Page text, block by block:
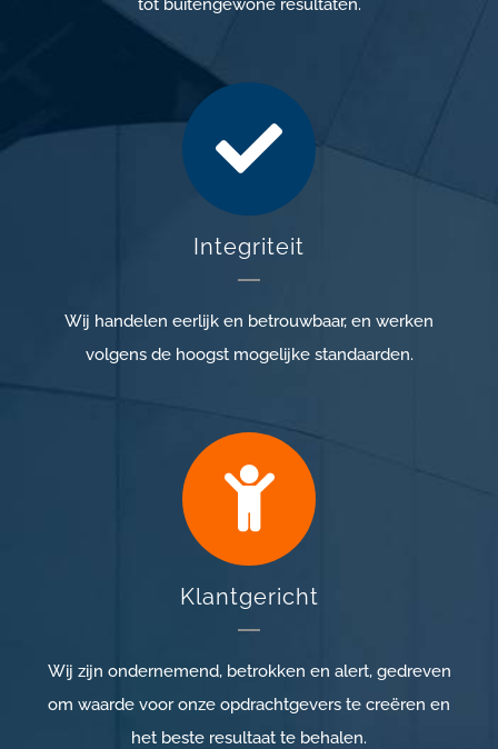
Integriteit
Wij handelen eerlijk en betrouwbaar, en werken
volgens de hoogst mogelijke standaarden.
Klantgericht
Wij zijn ondernemend, betrokken en alert, gedreven
om waarde voor onze opdrachtgevers te creëren en
het beste resultaat te behalen.